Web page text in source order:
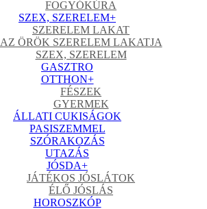
FOGYÓKÚRA
SZEX, SZERELEM+
SZERELEM LAKAT
AZ ÖRÖK SZERELEM LAKATJA
SZEX, SZERELEM
GASZTRO
OTTHON+
FÉSZEK
GYERMEK
ÁLLATI CUKISÁGOK
PASISZEMMEL
SZÓRAKOZÁS
UTAZÁS
JÓSDA+
JÁTÉKOS JÓSLÁTOK
ÉLŐ JÓSLÁS
HOROSZKÓP